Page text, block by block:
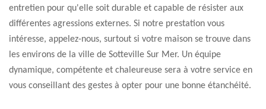
entretien pour qu'elle soit durable et capable de résister aux
différentes agressions externes. Si notre prestation vous
intéresse, appelez-nous, surtout si votre maison se trouve dans
les environs de la ville de Sotteville Sur Mer. Un équipe
dynamique, compétente et chaleureuse sera à votre service en
vous conseillant des gestes à opter pour une bonne étanchéité.